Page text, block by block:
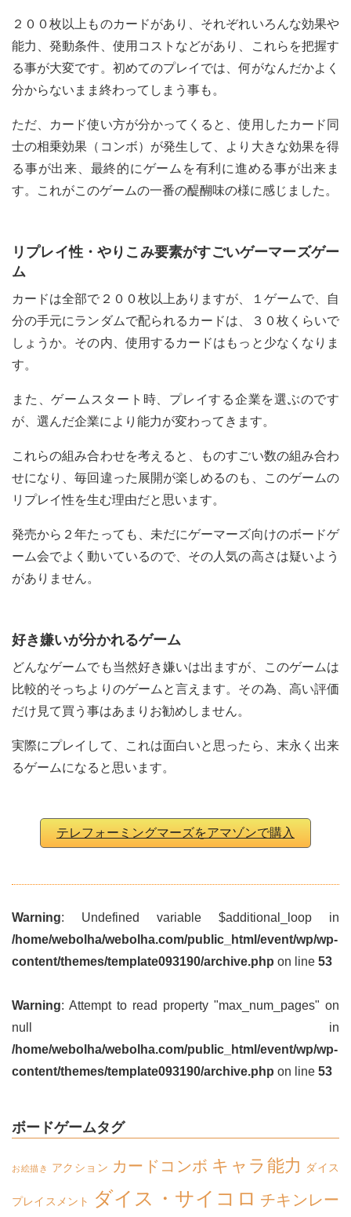
２００枚以上ものカードがあり、それぞれいろんな効果や
能力、発動条件、使用コストなどがあり、これらを把握す
る事が大変です。初めてのプレイでは、何がなんだかよく
分からないまま終わってしまう事も。
ただ、カード使い方が分かってくると、使用したカード同
士の相乗効果（コンボ）が発生して、より大きな効果を得
る事が出来、最終的にゲームを有利に進める事が出来ま
す。これがこのゲームの一番の醍醐味の様に感じました。
リプレイ性・やりこみ要素がすごいゲーマーズゲー
ム
カードは全部で２００枚以上ありますが、１ゲームで、自
分の手元にランダムで配られるカードは、３０枚くらいで
しょうか。その内、使用するカードはもっと少なくなりま
す。
また、ゲームスタート時、プレイする企業を選ぶのです
が、選んだ企業により能力が変わってきます。
これらの組み合わせを考えると、ものすごい数の組み合わ
せになり、毎回違った展開が楽しめるのも、このゲームの
リプレイ性を生む理由だと思います。
発売から２年たっても、未だにゲーマーズ向けのボードゲ
ーム会でよく動いているので、その人気の高さは疑いよう
がありません。
好き嫌いが分かれるゲーム
どんなゲームでも当然好き嫌いは出ますが、このゲームは
比較的そっちよりのゲームと言えます。その為、高い評価
だけ見て買う事はあまりお勧めしません。
実際にプレイして、これは面白いと思ったら、末永く出来
るゲームになると思います。
テレフォーミングマーズをアマゾンで購入
Warning: Undefined variable $additional_loop in
/home/webolha/webolha.com/public_html/event/wp/wp-
content/themes/template093190/archive.php on line 53
Warning: Attempt to read property "max_num_pages" on
null in
/home/webolha/webolha.com/public_html/event/wp/wp-
content/themes/template093190/archive.php on line 53
ボードゲームタグ
お絵描き アクション カードコンボ キャラ能力 ダイス
プレイスメント ダイス・サイコロ チキンレー